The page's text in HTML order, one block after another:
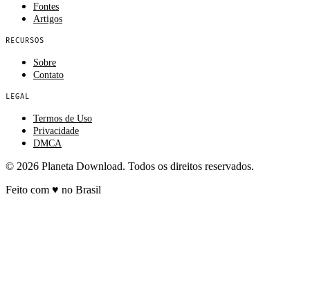
Fontes
Artigos
RECURSOS
Sobre
Contato
LEGAL
Termos de Uso
Privacidade
DMCA
© 2026 Planeta Download. Todos os direitos reservados.
Feito com ♥ no Brasil